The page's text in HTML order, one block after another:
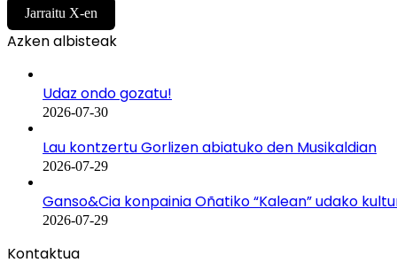
Jarraitu X-en
Azken albisteak
Udaz ondo gozatu!
2026-07-30
Lau kontzertu Gorlizen abiatuko den Musikaldian
2026-07-29
Ganso&Cia konpainia Oñatiko “Kalean” udako
2026-07-29
Kontaktua